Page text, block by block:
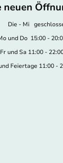
neuen
Die - Mi
und Do 15:00 -
Fr und Sa 11:00 -
Feiertage 11:00 -